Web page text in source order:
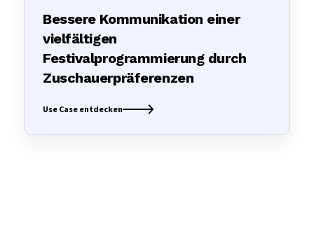
Bessere Kommunikation einer
vielfältigen
Festivalprogrammierung durch
Zuschauerpräferenzen
Use Case entdecken